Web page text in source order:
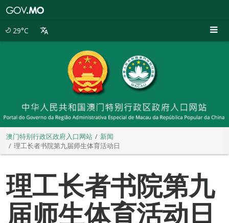
29°C
澳门特别行政区政府入口网站
新闻
理工长者书院第九届师生体育活动日
理工长者书院第九
届师生体育活动日